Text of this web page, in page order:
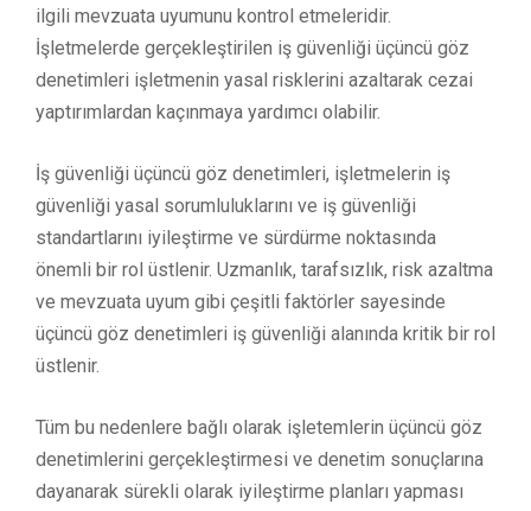
ilgili mevzuata uyumunu kontrol etmeleridir.
İşletmelerde gerçekleştirilen iş güvenliği üçüncü göz
denetimleri işletmenin yasal risklerini azaltarak cezai
yaptırımlardan kaçınmaya yardımcı olabilir.
İş güvenliği üçüncü göz denetimleri, işletmelerin iş
güvenliği yasal sorumluluklarını ve iş güvenliği
standartlarını iyileştirme ve sürdürme noktasında
önemli bir rol üstlenir. Uzmanlık, tarafsızlık, risk azaltma
ve mevzuata uyum gibi çeşitli faktörler sayesinde
üçüncü göz denetimleri iş güvenliği alanında kritik bir rol
üstlenir.
Tüm bu nedenlere bağlı olarak işletemlerin üçüncü göz
denetimlerini gerçekleştirmesi ve denetim sonuçlarına
dayanarak sürekli olarak iyileştirme planları yapması